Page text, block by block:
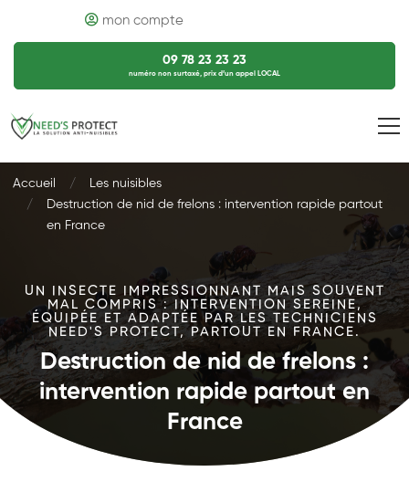
mon compte
09 78 23 23 23
numéro non surtaxé, prix d’un appel LOCAL
Accueil
Les nuisibles
Destruction de nid de frelons : intervention rapide partout
en France
UN INSECTE IMPRESSIONNANT MAIS SOUVENT
MAL COMPRIS : INTERVENTION SEREINE,
ÉQUIPÉE ET ADAPTÉE PAR LES TECHNICIENS
NEED'S PROTECT, PARTOUT EN FRANCE.
Destruction de nid de frelons :
intervention rapide partout en
France